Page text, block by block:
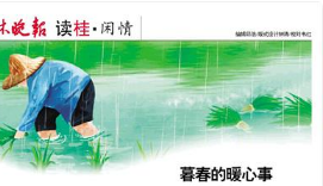
年04月18日